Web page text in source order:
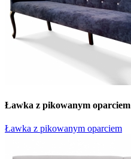
Ławka z pikowanym oparciem
Ławka z pikowanym oparciem